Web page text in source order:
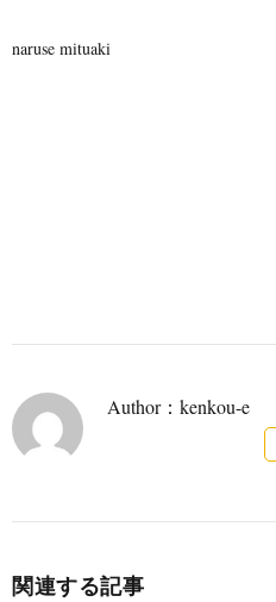
naruse mituaki
Author：kenkou-e
関連する記事